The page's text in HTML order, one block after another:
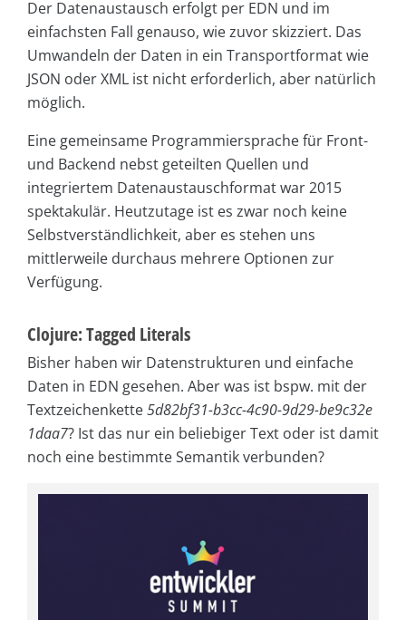
Der Datenaustausch erfolgt per EDN und im
einfachsten Fall genauso, wie zuvor skizziert. Das
Umwandeln der Daten in ein Transportformat wie
JSON oder XML ist nicht erforderlich, aber natürlich
möglich.
Eine gemeinsame Programmiersprache für Front-
und Backend nebst geteilten Quellen und
integriertem Datenaustauschformat war 2015
spektakulär. Heutzutage ist es zwar noch keine
Selbstverständlichkeit, aber es stehen uns
mittlerweile durchaus mehrere Optionen zur
Verfügung.
Clojure: Tagged Literals
Bisher haben wir Datenstrukturen und einfache
Daten in EDN gesehen. Aber was ist bspw. mit der
Textzeichenkette5d82bf31-b3cc-4c90-9d29-be9c32e
1daa7? Ist das nur ein beliebiger Text oder ist damit
noch eine bestimmte Semantik verbunden?